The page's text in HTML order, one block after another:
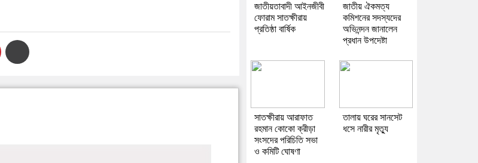
জাতীয়তাবাদী আইনজীবী
ফোরাম সাতক্ষীরায়
প্রতিষ্ঠা বার্ষিক
জাতীয় ঐকমত্য
কমিশনের সদস্যদের
অভিনন্দন জানালেন
প্রধান উপদেষ্টা
সাতক্ষীরায় আরাফাত
রহমান কোকো ক্রীড়া
সংসদের পরিচিতি সভা
ও কমিটি ঘোষণা
তালায় ঘরের সানসেট
ধসে নারীর মৃত্যু